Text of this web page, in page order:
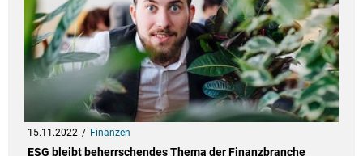
15.11.2022 Finanzen
ESG bleibt beherrschendes Thema der Finanzbranche